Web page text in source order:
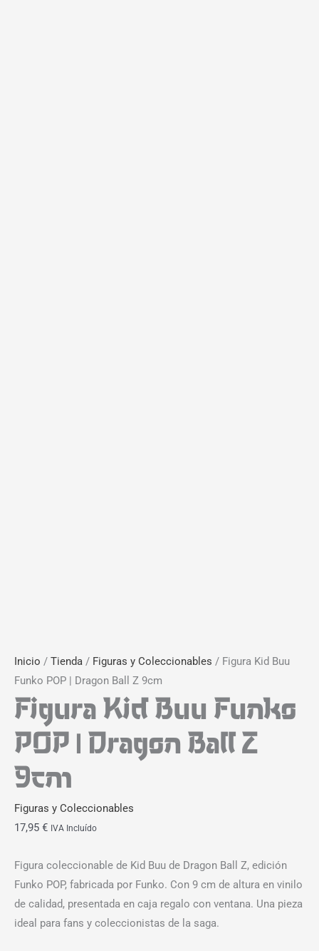
Inicio / Tienda / Figuras y Coleccionables / Figura Kid Buu
Funko POP | Dragon Ball Z 9cm
Figura Kid Buu Funko
POP | Dragon Ball Z
9cm
Figuras y Coleccionables
17,95 € IVA Incluído
Figura coleccionable de Kid Buu de Dragon Ball Z, edición
Funko POP, fabricada por Funko. Con 9 cm de altura en vinilo
de calidad, presentada en caja regalo con ventana. Una pieza
ideal para fans y coleccionistas de la saga.